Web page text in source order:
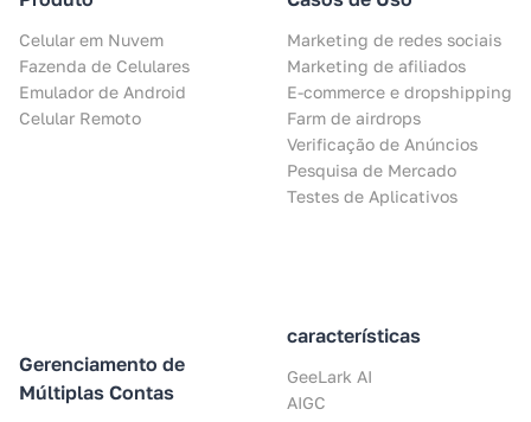
Celular em Nuvem
Fazenda de Celulares
Emulador de Android
Celular Remoto
Gerenciamento de
Múltiplas Contas
Marketing de redes sociais
Marketing de afiliados
E-commerce e dropshipping
Farm de airdrops
Verificação de Anúncios
Pesquisa de Mercado
Testes de Aplicativos
características
GeeLark AI
AIGC